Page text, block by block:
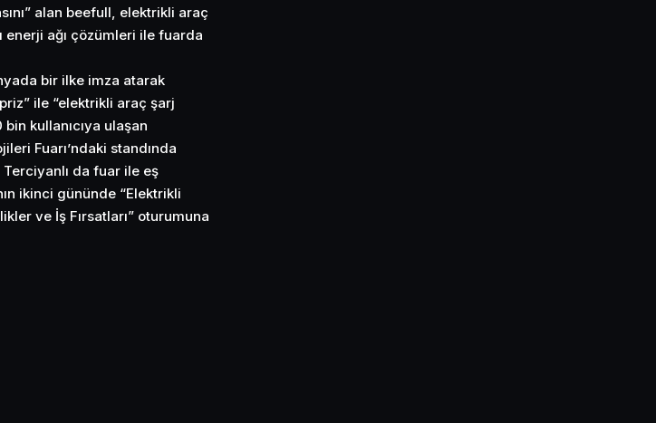
alan beefull, elektrikli araç
enerji ağı çözümleri ile fuarda
bir ilke imza atarak
ile “elektrikli araç şarj
kullanıcıya ulaşan
Fuarı’ndaki standında
Terciyanlı da fuar ile eş
ikinci gününde “Elektrikli
ve İş Fırsatları” oturumuna